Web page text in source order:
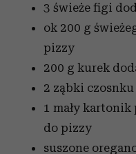
3 świeże figi
ok 200 g
pizzy
200 g kurek
2 ząbki czosnku
1 mały
do pizzy
suszone